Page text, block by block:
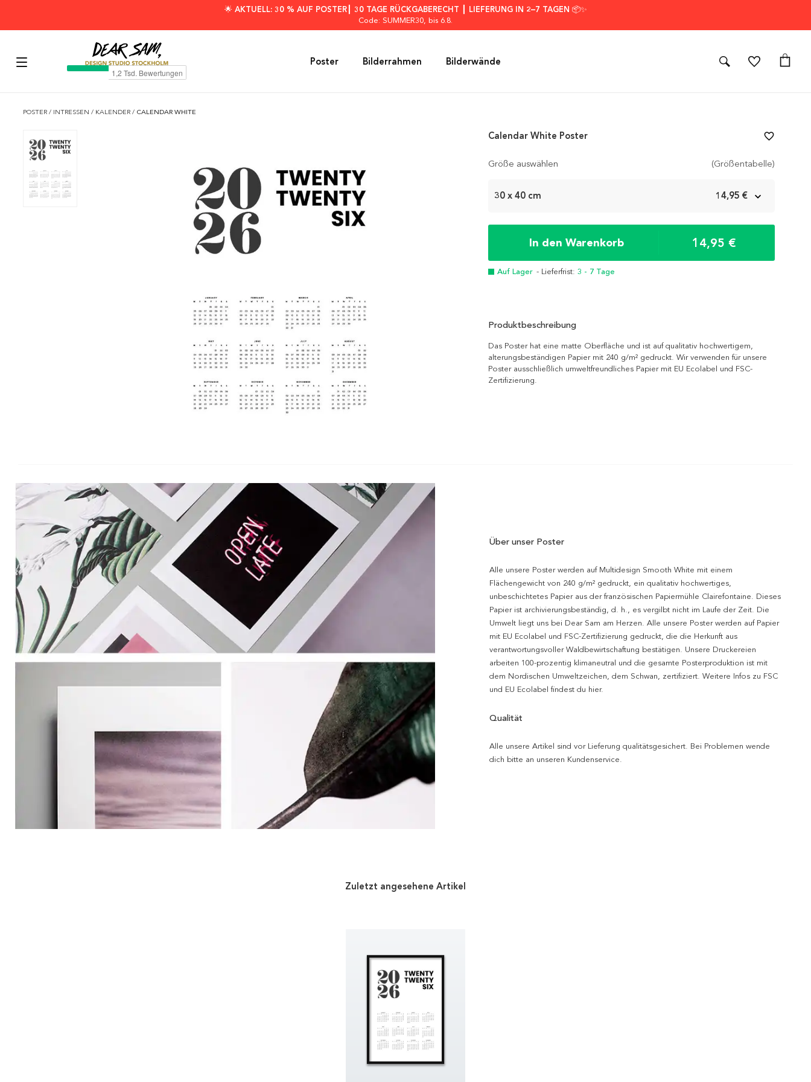
🌟 AKTUELL: 30 % AUF POSTER┃ 30 TAGE RÜCKGABERECHT ┃ LIEFERUNG IN 2–7 TAGEN 📦✨
Code: SUMMER30, bis 6.8.
Poster Bilderrahmen Bilderwände
POSTER / INTRESSEN / KALENDER / CALENDAR WHITE
Größe auswählen (Größentabelle)
30 x 40 cm 14,95 €
In den Warenkorb 14,95 €
Auf Lager - Lieferfrist: 3 - 7 Tage
Calendar White Poster favorite_border
Produktbeschreibung
Das Poster hat eine matte Oberfläche und ist auf qualitativ hochwertigem,
alterungsbeständigen Papier mit 240 g/m² gedruckt. Wir verwenden für unsere
Poster ausschließlich umweltfreundliches Papier mit EU Ecolabel und FSC-
Zertifizierung.
Über unser Poster
Alle unsere Poster werden auf Multidesign Smooth White mit einem
Flächengewicht von 240 g/m² gedruckt, ein qualitativ hochwertiges,
unbeschichtetes Papier aus der französischen Papiermühle Clairefontaine. Dieses
Papier ist archivierungsbeständig, d. h., es vergilbt nicht im Laufe der Zeit. Die
Umwelt liegt uns bei Dear Sam am Herzen. Alle unsere Poster werden auf Papier
mit EU Ecolabel und FSC-Zertifizierung gedruckt, die die Herkunft aus
verantwortungsvoller Waldbewirtschaftung bestätigen. Unsere Druckereien
arbeiten 100-prozentig klimaneutral und die gesamte Posterproduktion ist mit
dem Nordischen Umweltzeichen, dem Schwan, zertifiziert. Weitere Infos zu FSC
und EU Ecolabel findest du hier.
Qualität
Alle unsere Artikel sind vor Lieferung qualitätsgesichert. Bei Problemen wende
dich bitte an unseren Kundenservice.
Zuletzt angesehene Artikel